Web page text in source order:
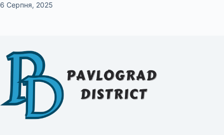
6 Серпня, 2025